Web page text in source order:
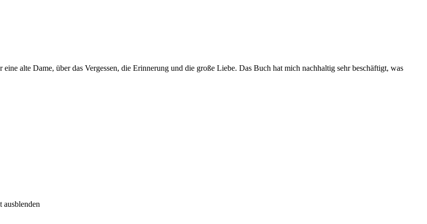
alte Dame, über das Vergessen, die Erinnerung und die große Liebe. Das Buch hat mich nachhaltig sehr beschäftigt, was
ausblenden